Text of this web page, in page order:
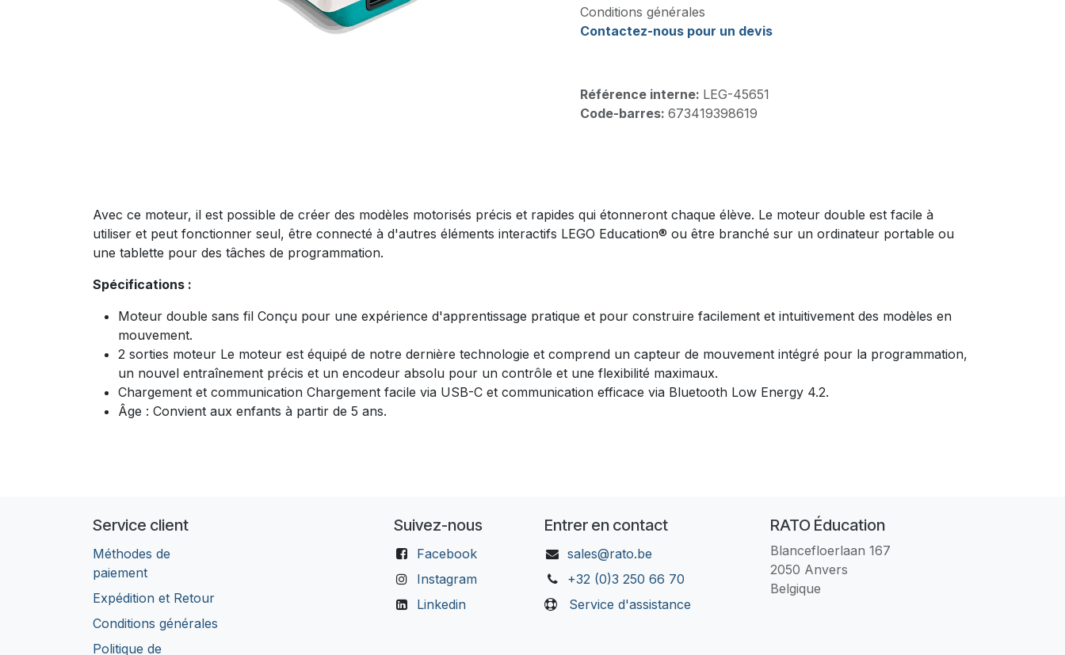
Conditions générales
Contactez-nous pour un devis
Référence interne: LEG-45651
Code-barres: 673419398619
Avec ce moteur, il est possible de créer des modèles motorisés précis et rapides qui étonneront chaque élève. Le moteur double est facile à
utiliser et peut fonctionner seul, être connecté à d'autres éléments interactifs LEGO Education® ou être branché sur un ordinateur portable ou
une tablette pour des tâches de programmation.
Spécifications :
Moteur double sans fil Conçu pour une expérience d'apprentissage pratique et pour construire facilement et intuitivement des modèles en
mouvement.
2 sorties moteur Le moteur est équipé de notre dernière technologie et comprend un capteur de mouvement intégré pour la programmation,
un nouvel entraînement précis et un encodeur absolu pour un contrôle et une flexibilité maximaux.
Chargement et communication Chargement facile via USB-C et communication efficace via Bluetooth Low Energy 4.2.
Âge : Convient aux enfants à partir de 5 ans.
Service client
Méthodes de
paiement
Expédition et Retour
Conditions générales
Politique de
Suivez-nous
Facebook
Instagram
Linkedin
Entrer en contact
sales@rato.be
+32 (0)3 250 66 70
Service d'assistance
RATO Éducation
Blancefloerlaan 167
2050 Anvers
Belgique